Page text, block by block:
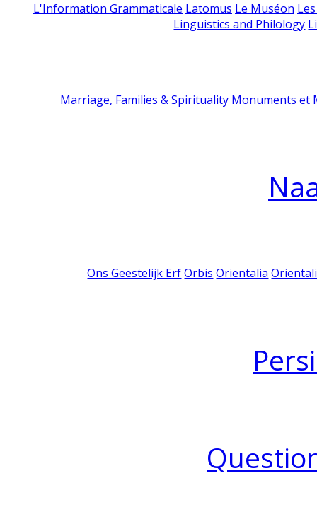
L'Information Grammaticale Latomus Le Muséon
Linguistics and Philology
Marriage, Families & Spirituality Monuments et
Ons Geestelijk Erf Orbis Orientalia